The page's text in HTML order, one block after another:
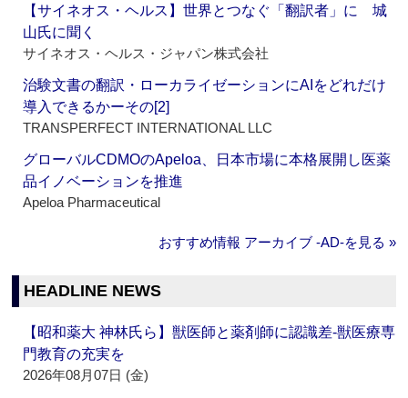
【サイネオス・ヘルス】世界とつなぐ「翻訳者」に 城
山氏に聞く
サイネオス・ヘルス・ジャパン株式会社
治験文書の翻訳・ローカライゼーションにAIをどれだけ
導入できるかーその[2]
TRANSPERFECT INTERNATIONAL LLC
グローバルCDMOのApeloa、日本市場に本格展開し医薬
品イノベーションを推進
Apeloa Pharmaceutical
おすすめ情報 アーカイブ ‐AD‐を見る »
HEADLINE NEWS
【昭和薬大 神林氏ら】獣医師と薬剤師に認識差‐獣医療専
門教育の充実を
2026年08月07日 (金)